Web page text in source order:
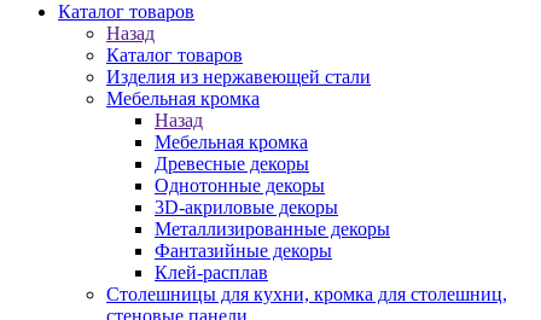
Каталог товаров
Назад
Каталог товаров
Изделия из нержавеющей стали
Мебельная кромка
Назад
Мебельная кромка
Древесные декоры
Однотонные декоры
3D-акриловые декоры
Металлизированные декоры
Фантазийные декоры
Клей-расплав
Столешницы для кухни, кромка для столешниц,
стеновые панели